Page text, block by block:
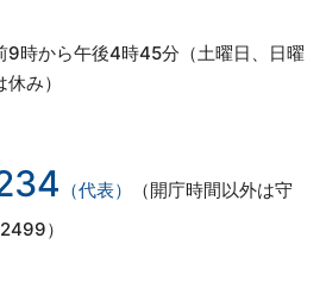
時から午後4時45分（土曜日、日曜
み）
（代表）
（開庁時間以外は守
）